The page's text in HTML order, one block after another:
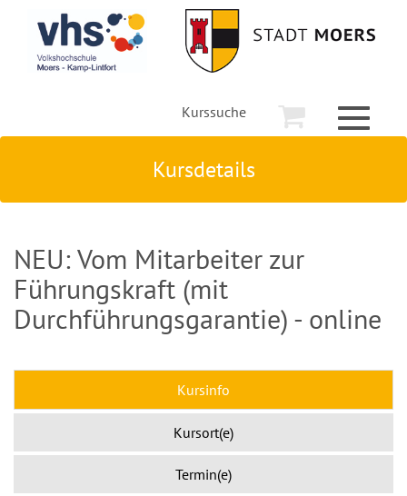
Kurssuche
Toggle
Kursdetails
NEU: Vom Mitarbeiter zur
Führungskraft (mit
Durchführungsgarantie) - online
Kursinfo
Kursort(e)
Termin(e)